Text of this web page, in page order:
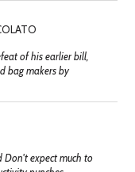
of his earlier bill,
bag makers by
Don't expect much to